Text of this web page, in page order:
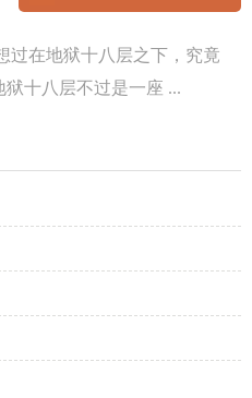
过在地狱十八层之下，究竟
十八层不过是一座 ...